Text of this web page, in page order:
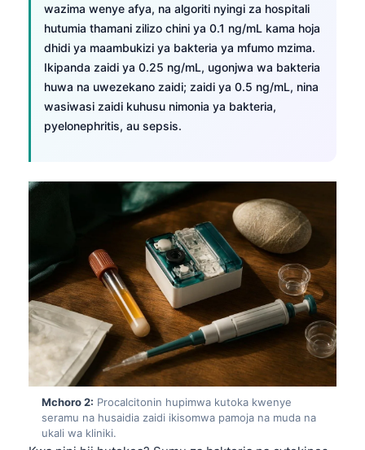
wazima wenye afya, na algoriti nyingi za hospitali
hutumia thamani zilizo chini ya 0.1 ng/mL kama hoja
dhidi ya maambukizi ya bakteria ya mfumo mzima.
Ikipanda zaidi ya 0.25 ng/mL, ugonjwa wa bakteria
huwa na uwezekano zaidi; zaidi ya 0.5 ng/mL, nina
wasiwasi zaidi kuhusu nimonia ya bakteria,
pyelonephritis, au sepsis.
Mchoro 2: Procalcitonin hupimwa kutoka kwenye
seramu na husaidia zaidi ikisomwa pamoja na muda na
ukali wa kliniki.